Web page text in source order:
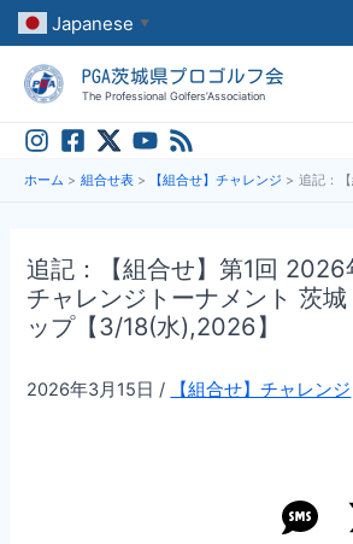
容
Japanese ▼
PGA茨城県プロゴルフ会
The Professional Golfers’Association
ホーム 組合せ表 【組合せ】チャレンジ
追記：【組合せ】第1回
チャレンジトーナメント 茨城
ップ【3/18(水),2026】
2026年3月15日 / 【組合せ】チャレンジ